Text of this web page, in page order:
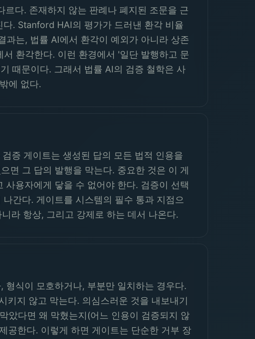
다. 존재하지 않는 판례나 폐지된 조문을 근
. Stanford HAI의 평가가 드러낸 환각 비율
는, 법률 AI에서 환각이 예외가 아니라 상존
환각한다. 이런 환경에서 '일단 발행하고 문
때문이다. 그래서 법률 AI의 검증 철학은 사
에 없다.
증 게이트는 생성된 답의 모든 법적 인용을
면 그 답의 발행을 막는다. 중요한 것은 이 게
용자에게 닿을 수 없어야 한다. 검증이 선택
간다. 게이트를 시스템의 필수 통과 지점으
라 항상, 그리고 강제로 하는 데서 나온다.
식이 모호하거나, 부분만 일치하는 경우다.
키지 않고 막는다. 의심스러운 것을 내보내기
았다면 왜 막혔는지(어느 인용이 검증되지 않
공한다. 이렇게 하면 게이트는 단순한 거부 장